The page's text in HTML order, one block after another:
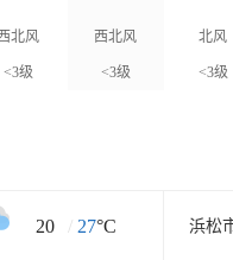
北风
<3级
西北风
<3级
北风
<3级
20 / 27°C 浜松